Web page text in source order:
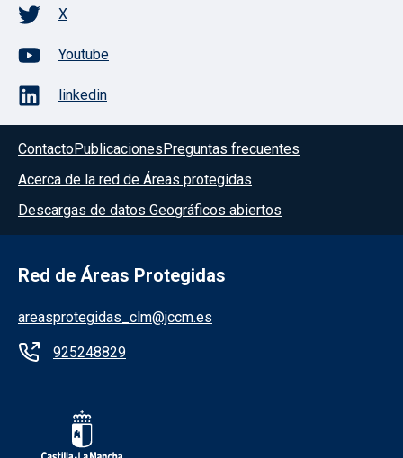
X
Youtube
linkedin
ContactoPublicacionesPreguntas frecuentes
Acerca de la red de Áreas protegidas
Descargas de datos Geográficos abiertos
Red de Áreas Protegidas
areasprotegidas_clm@jccm.es
925248829